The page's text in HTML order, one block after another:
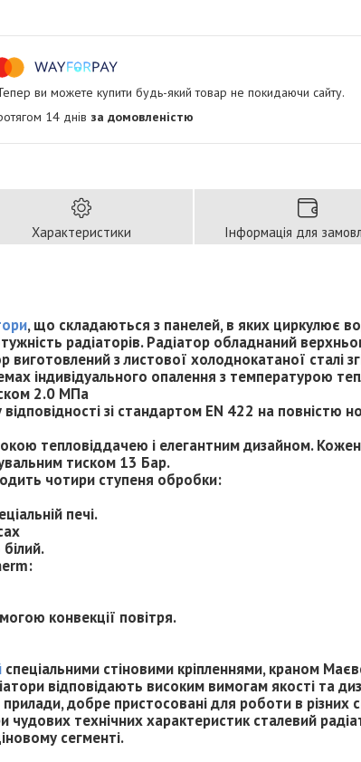
ви можете купити будь-який товар не покидаючи сайту.
14 днів за домовленістю
Характеристики Інформація для
, що складаються з панелей, в яких циркулює
радіаторів. Радіатор обладнаний
виготовлений з листової холоднокатаної сталі
індивідуального опалення з температурою
2.0 МПа
відповідності зі стандартом EN 422 на повністю
тепловіддачею і елегантним дизайном. Кожен
тиском 13 Бар.
чотири ступеня обробки:
печі.
конвекції повітря.
спеціальними стіновими кріпленнями, краном
відповідають високим вимогам якості та
добре пристосовані для роботи в різних
технічних характеристик сталевий
сегменті.